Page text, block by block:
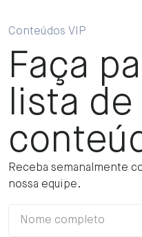
Conteúdos VIP
Faça
lista de
Receba semanalmente
nossa equipe.